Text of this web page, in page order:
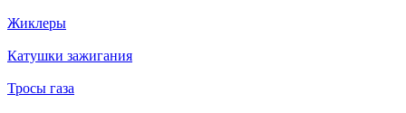
Жиклеры
Катушки зажигания
Тросы газа